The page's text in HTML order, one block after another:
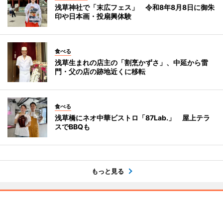
浅草神社で「末広フェス」 令和8年8月8日に御朱
印や日本画・投扇興体験
食べる
浅草生まれの店主の「割烹かずさ」、中延から雷
門・父の店の跡地近くに移転
食べる
浅草橋にネオ中華ビストロ「87Lab.」 屋上テラ
スでBBQも
もっと見る